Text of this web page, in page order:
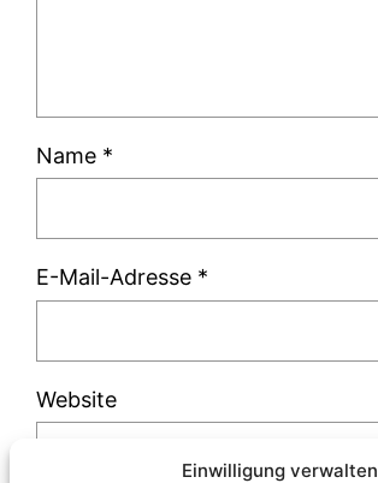
Einwilligung verwalten
Name *
E-Mail-Adresse *
Website